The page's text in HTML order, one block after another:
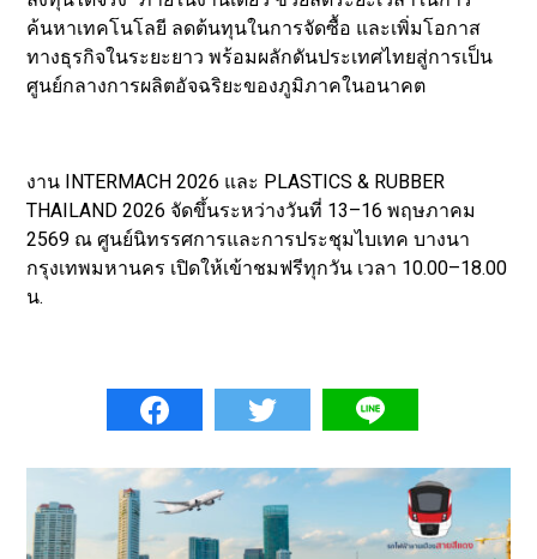
ค้นหาเทคโนโลยี ลดต้นทุนในการจัดซื้อ และเพิ่มโอกาส
ทางธุรกิจในระยะยาว พร้อมผลักดันประเทศไทยสู่การเป็น
ศูนย์กลางการผลิตอัจฉริยะของภูมิภาคในอนาคต
งาน INTERMACH 2026 และ PLASTICS & RUBBER
THAILAND 2026 จัดขึ้นระหว่างวันที่ 13–16 พฤษภาคม
2569 ณ ศูนย์นิทรรศการและการประชุมไบเทค บางนา
กรุงเทพมหานคร เปิดให้เข้าชมฟรีทุกวัน เวลา 10.00–18.00
น.